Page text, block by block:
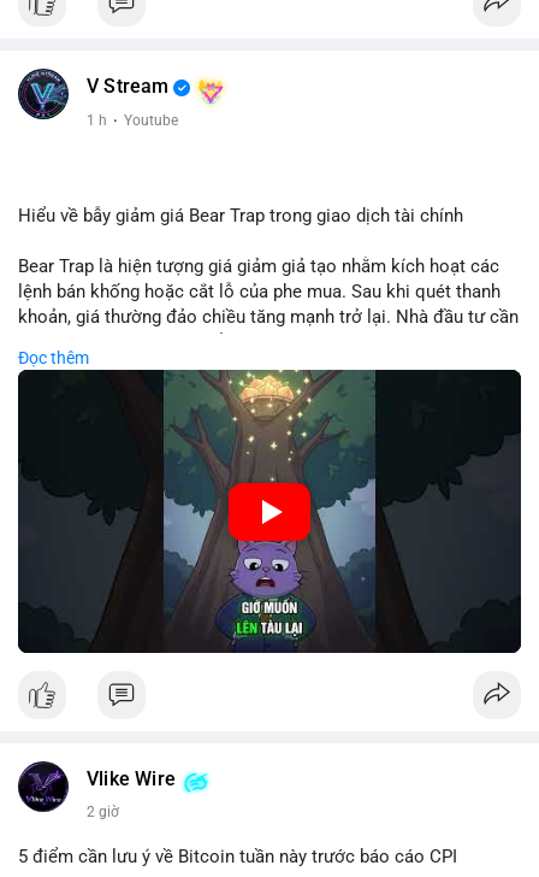
V Stream
1 h · Youtube
Hiểu về bẫy giảm giá Bear Trap trong giao dịch tài chính
Bear Trap là hiện tượng giá giảm giả tạo nhằm kích hoạt các
lệnh bán khống hoặc cắt lỗ của phe mua. Sau khi quét thanh
khoản, giá thường đảo chiều tăng mạnh trở lại. Nhà đầu tư cần
hóa điểm vào lệnh.
🎥 Xem video trực tiếp tại:
Nguồn: Cú Thông Thái
Đọc thêm
Vlike Wire
2 giờ
5 điểm cần lưu ý về Bitcoin tuần này trước báo cáo CPI